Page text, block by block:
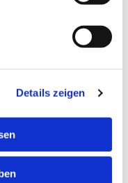
Details zeigen
auch